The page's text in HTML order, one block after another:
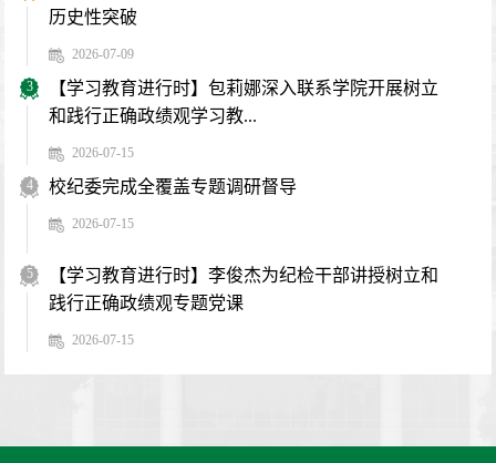
历史性突破
2026-07-09
3
【学习教育进行时】包莉娜深入联系学院开展树立
和践行正确政绩观学习教...
2026-07-15
4 校纪委完成全覆盖专题调研督导
2026-07-15
5
【学习教育进行时】李俊杰为纪检干部讲授树立和
践行正确政绩观专题党课
2026-07-15